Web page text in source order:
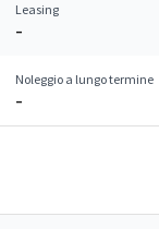
Leasing
–
Noleggio a lungo termine
–